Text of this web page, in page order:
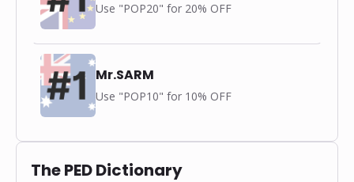
Use "POP20" for 20% OFF
Mr.SARM
Use "POP10" for 10% OFF
The PED Dictionary